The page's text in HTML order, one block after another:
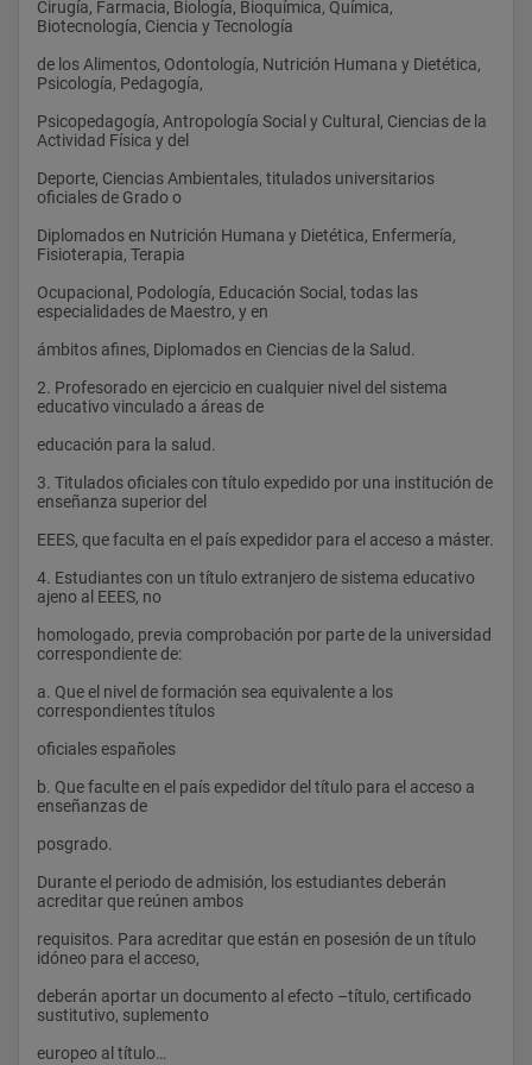
apropiadas.
fuentes de información primarias y secundarias , incluyendo el
uso de ordenadores para búsquedas en línea.
Habilidades relacionadas con el uso de las nuevas tecnologías
de la información, tales como procesamiento de datos y hojas
Poder transmitir información, ideas, problemas y soluciones a
un público tanto especializado como no especializado:
Habilidades de comunicación oral y escrita.
herramientas multimedia para la comunicación a distancia en
Habilidades interpersonales, asociadas a la capacidad de
Haber desarrollado aquellas habilidades de aprendizaje
grado de autonomía.
Aspectos principales de terminologia.
Identificación de los factores que influyen en el crecimiento y
desarrollo humano.
Evaluación del estado nutricional individual y de colectividades
Todos los aspectos relacionados con la nutrición en todas las
corto, medio y largo plazo, así como la importancia del
óptimo. Genética, epigenética y proteómica ligada a la
nutrición y al desarrollo de patologías frecuentes en la infancia
las enfermedades del adulto.Estilo de vida saludable, medicina
deportiva, actividad física y salud.
Cómo elaborar una dieta adecuada según la etapa del
crecimiento que se trate, tanto en la salud como en la
Nutrición Infantil
Nutrición Precoz y sus Consecuencias Metabólicas Tardías
Nutrición y Composición Corporal
Papel de los Nutrientes en Etapas Críticas del Desarrollo en la
Programación Metabólica de las Enfermedades del Niño y del
Adulto
Factores ambientales, actividad física, crecimiento y
desarrollo:
Actividad Física y Salud
Efectos de Contaminantes Medioambientales sobre el
Crecimiento y Desarrollo
Medicina del Desarrollo. Factores Ambientales, Alimentación y
Nutrición
Nutrición Comunitaria y su Impacto en los Niños y
Adolescentes de los Países Desarrollados. Escuelas Infantiles
y Comedores Escolares
Metodología de la investigación en pediatría:
Metodología y Gestión de los Recursos de Investigación.
Técnicas y Fuentes de Información
Tratamiento y Análisis de Datos Mediante un Paquete
Estadístico
Asignaturas optativas:
Actividad Física y Gasto Energético en el Niño y el Adolescente
Alimentos Funcionales o Bioactivos en la Edad Pediátrica
Aspectos Nutricionales de Enfermedades de Origen Genético y
Síndromes Malformativos
Aspectos Nutricionales de Enfermedades Endocrino-
metabólicas
Avances en el Diagnóstico Precoz de la Patología Metabólica
durante el Periodo Neonatal
Cirugía, Farmacia, Biología, Bioquímica, Química,
Biotecnología, Ciencia y Tecnología
de los Alimentos, Odontología, Nutrición Humana y Dietética,
Psicología, Pedagogía,
Psicopedagogía, Antropología Social y Cultural, Ciencias de la
Actividad Física y del
Deporte, Ciencias Ambientales, titulados universitarios
oficiales de Grado o
Diplomados en Nutrición Humana y Dietética, Enfermería,
Fisioterapia, Terapia
Ocupacional, Podología, Educación Social, todas las
especialidades de Maestro, y en
ámbitos afines, Diplomados en Ciencias de la Salud.
2. Profesorado en ejercicio en cualquier nivel del sistema
educativo vinculado a áreas de
educación para la salud.
3. Titulados oficiales con título expedido por una institución de
enseñanza superior del
4. Estudiantes con un título extranjero de sistema educativo
ajeno al EEES, no
homologado, previa comprobación por parte de la universidad
correspondiente de:
a. Que el nivel de formación sea equivalente a los
correspondientes títulos
oficiales españoles
b. Que faculte en el país expedidor del título para el acceso a
enseñanzas de
posgrado.
Durante el periodo de admisión, los estudiantes deberán
acreditar que reúnen ambos
requisitos. Para acreditar que están en posesión de un título
idóneo para el acceso,
deberán aportar un documento al efecto –título, certificado
sustitutivo, suplemento
europeo al título…